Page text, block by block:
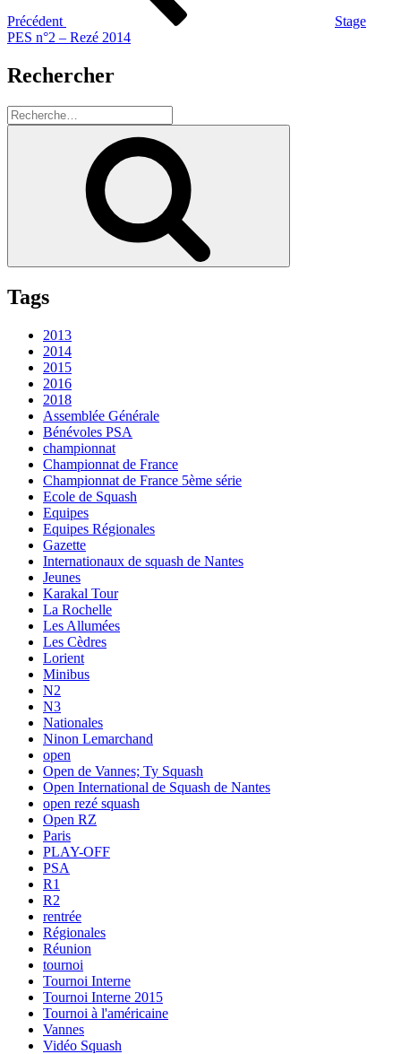
Précédent
Stage
PES n°2 – Rezé 2014
Rechercher
Recherche
pour
Tags
2013
2014
2015
2016
2018
Assemblée Générale
Bénévoles PSA
championnat
Championnat de France
Championnat de France 5ème série
Ecole de Squash
Equipes
Equipes Régionales
Gazette
Internationaux de squash de Nantes
Jeunes
Karakal Tour
La Rochelle
Les Allumées
Les Cèdres
Lorient
Minibus
N2
N3
Nationales
Ninon Lemarchand
open
Open de Vannes; Ty Squash
Open International de Squash de Nantes
open rezé squash
Open RZ
Paris
PLAY-OFF
PSA
R1
R2
rentrée
Régionales
Réunion
tournoi
Tournoi Interne
Tournoi Interne 2015
Tournoi à l'américaine
Vannes
Vidéo Squash